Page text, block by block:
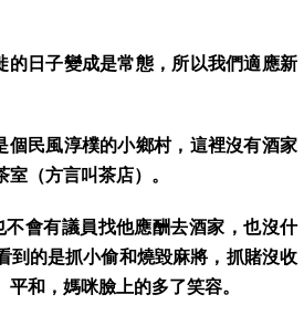
的日子變成是常態，所以我們適應新
個民風淳樸的小鄉村，這裡沒有酒家
室（方言叫茶店）。
會有議員找他應酬去酒家，也沒什
到的是抓小偷和燒毀麻將，抓賭沒收
和，媽咪臉上的多了笑容。